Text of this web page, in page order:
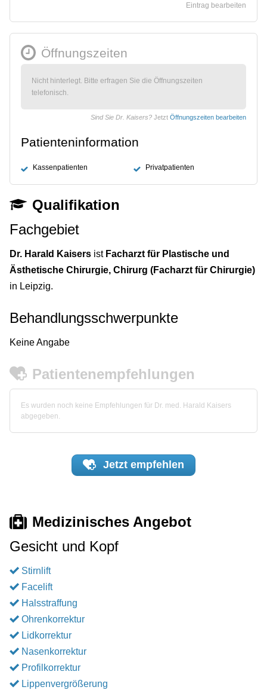
Eintrag bearbeiten
Öffnungszeiten
Nicht hinterlegt. Bitte erfragen Sie die Öffnungszeiten
telefonisch.
Sind Sie Dr. Kaisers? Jetzt Öffnungszeiten bearbeiten
Patienteninformation
Kassenpatienten Privatpatienten
Qualifikation
Fachgebiet
Dr. Harald Kaisers ist Facharzt für Plastische und
Ästhetische Chirurgie, Chirurg (Facharzt für Chirurgie)
in Leipzig.
Behandlungsschwerpunkte
Keine Angabe
Patientenempfehlungen
Es wurden noch keine Empfehlungen für Dr. med. Harald Kaisers
abgegeben.
Jetzt empfehlen
Medizinisches Angebot
Gesicht und Kopf
Stirnlift
Facelift
Halsstraffung
Ohrenkorrektur
Lidkorrektur
Nasenkorrektur
Profilkorrektur
Lippenvergrößerung